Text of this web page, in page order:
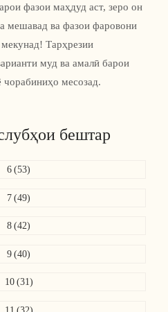
фазои маҳдуд аст, зеро он
мешавад ва фазои фаровони
Тарҳрезии
муд ва амалӣ барои
месозад.
бештар